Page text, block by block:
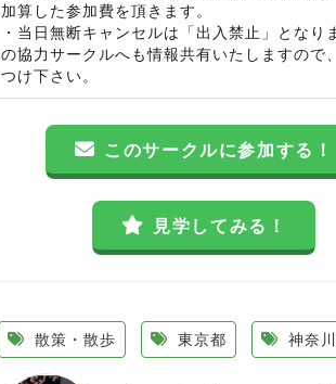
加算した参加費を頂きます。
・当日無断キャンセルは「出入禁止」となり
の協力サークルへも情報共有いたしますので
つけ下さい。
このサークルに参加する！
見学してみる！
散策・散歩 東京都 神奈